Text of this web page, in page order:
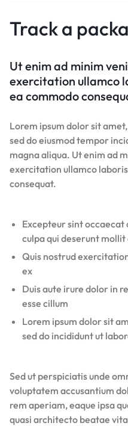
Track a
Ut enim ad minim
exercitation ullamco
ea commodo
Lorem ipsum dolor sit
sed do eiusmod tempor
magna aliqua. Ut enim ad
exercitation ullamco
consequat.
Excepteur sint occaecat
culpa qui deserunt
Quis nostrud
ex
Duis aute irure dolor in
esse cillum
Lorem ipsum dolor sit
sed do incididunt ut
Sed ut perspiciatis unde
voluptatem accusantium
rem aperiam, eaque ipsa
quasi architecto beatae